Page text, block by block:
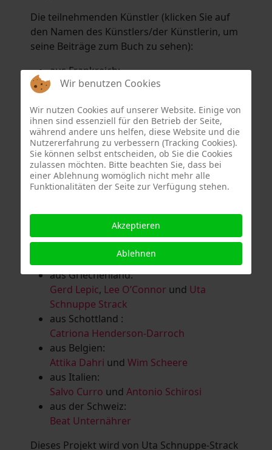
Die teilnehmenden Künstler (klicken Sie auf
den Namen des Künstlers/der Künstlerin, um
seine Beiträge zum Buch zu sehen):
aus Frankreich:
Hélène Argo,Didier Bonnot
Eric Schaftlein.
aus den Niederlanden:
Dorrety Brookhuis,Natalia Dik,Elise
EekhoutundHenny Schaapman
aus Deutschland:
Salomé Herbst,Andrea Jungnitsch,
Lanzl,Heidrun MalComes,Christa Mayer-
Guntram Prochaska
Schaub,Vera Schaub,Birgit Schweimler &
Serge DevadderundRolf Thärichen
aus Griechenland:
Gerd Lepic, Lee O’Connor und Uta
Schnuppe Strack
aus Schottland :
Catriona Henderson-Darroch
aus Belgien:
Attika Dahri und Wim Scheere
aus Italien:
Salvo Curro und Antonio Schirosi
aus der Schweiz:
Beat Unternährer
Dieses Projekt wird von Uta Schnuppe-Strack
Wir benutzen Cookies
Wir nutzen Cookies auf unserer Website. Einige von
ihnen sind essenziell für den Betrieb der Seite,
während andere uns helfen, diese Website und die
Nutzererfahrung zu verbessern (Tracking Cookies).
Sie können selbst entscheiden, ob Sie die Cookies
zulassen möchten. Bitte beachten Sie, dass bei
einer Ablehnung womöglich nicht mehr alle
Funktionalitäten der Seite zur Verfügung stehen.
Akzeptieren
Ablehnen